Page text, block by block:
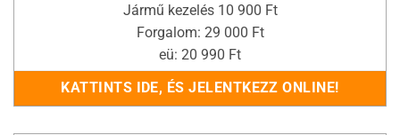
Jármű kezelés 10 900 Ft
Forgalom: 29 000 Ft
eü: 20 990 Ft
KATTINTS IDE, ÉS JELENTKEZZ ONLINE!